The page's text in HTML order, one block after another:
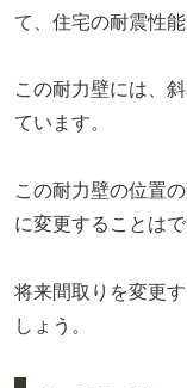
て、住宅の耐震性能
この耐力壁には、
ています。
この耐力壁の位置
に変更することはで
将来間取りを変更
しょう。